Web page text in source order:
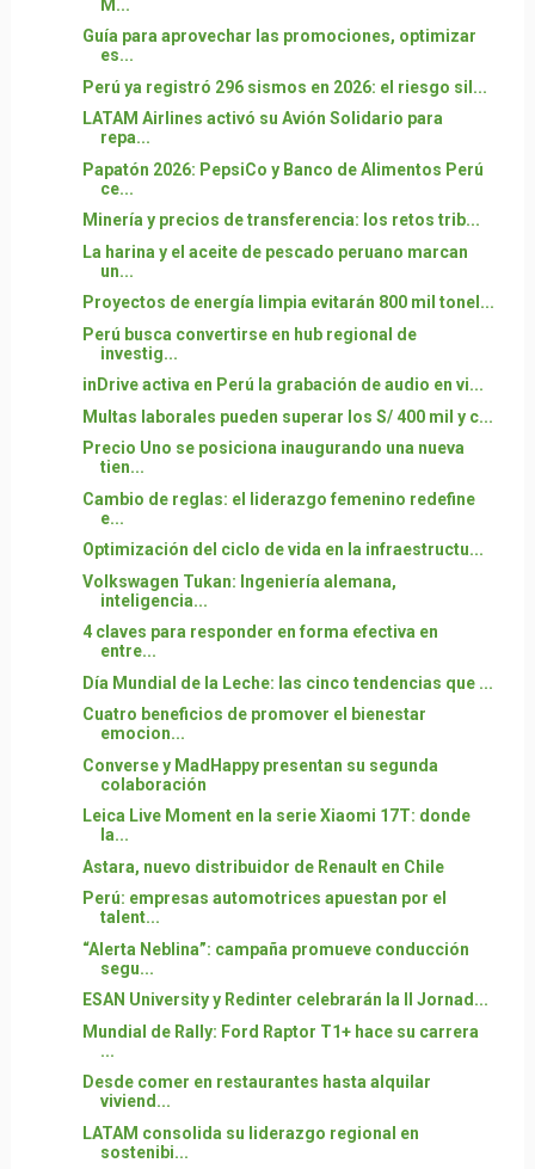
M...
Guía para aprovechar las promociones, optimizar
es...
Perú ya registró 296 sismos en 2026: el riesgo sil...
LATAM Airlines activó su Avión Solidario para
repa...
Papatón 2026: PepsiCo y Banco de Alimentos Perú
ce...
Minería y precios de transferencia: los retos trib...
La harina y el aceite de pescado peruano marcan
un...
Proyectos de energía limpia evitarán 800 mil tonel...
Perú busca convertirse en hub regional de
investig...
inDrive activa en Perú la grabación de audio en vi...
Multas laborales pueden superar los S/ 400 mil y c...
Precio Uno se posiciona inaugurando una nueva
tien...
Cambio de reglas: el liderazgo femenino redefine
e...
Optimización del ciclo de vida en la infraestructu...
Volkswagen Tukan: Ingeniería alemana,
inteligencia...
4 claves para responder en forma efectiva en
entre...
Día Mundial de la Leche: las cinco tendencias que ...
Cuatro beneficios de promover el bienestar
emocion...
Converse y MadHappy presentan su segunda
colaboración
Leica Live Moment en la serie Xiaomi 17T: donde
la...
Astara, nuevo distribuidor de Renault en Chile
Perú: empresas automotrices apuestan por el
talent...
“Alerta Neblina”: campaña promueve conducción
segu...
ESAN University y Redinter celebrarán la II Jornad...
Mundial de Rally: Ford Raptor T1+ hace su carrera
...
Desde comer en restaurantes hasta alquilar
viviend...
LATAM consolida su liderazgo regional en
sostenibi...